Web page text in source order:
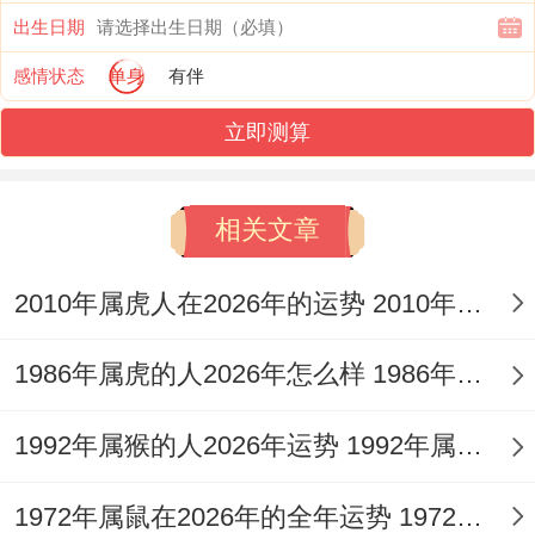
收益。
银行理财经理推荐的短期产品倒是行这个考
虑,但别把鸡蛋都放在一个篮子里。
期要报的课外班、老家亲戚的乔迁贺礼~这
笔超过500元的支出都记录下来.若是收到意
外之财，打个比方多年前借给朋友的钱意外
能避免钱财过快流失...
出生日期
感情状态 单身 有伴
立即测算
相关文章
2010年属虎人在2026年的运势 2010年属虎人2026
1986年属虎的人2026年怎么样 1986年属虎的5位吉利数字
1992年属猴的人2026年运势 1992年属猴人2026年运势及运程
1972年属鼠在2026年的全年运势 1972年属鼠在52岁后的运气